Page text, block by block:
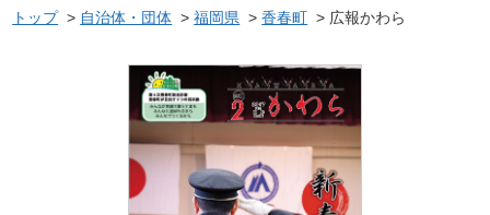
トップ> 自治体・団体 >福岡県 >香春町 > 広報かわら